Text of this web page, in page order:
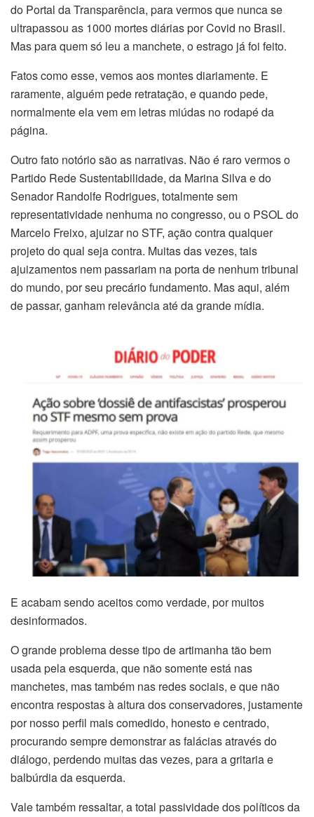
do Portal da Transparência, para vermos que nunca se
ultrapassou as 1000 mortes diárias por Covid no Brasil.
Mas para quem só leu a manchete, o estrago já foi feito.
Fatos como esse, vemos aos montes diariamente. E
raramente, alguém pede retratação, e quando pede,
normalmente ela vem em letras miúdas no rodapé da
página.
Outro fato notório são as narrativas. Não é raro vermos o
Partido Rede Sustentabilidade, da Marina Silva e do
Senador Randolfe Rodrigues, totalmente sem
representatividade nenhuma no congresso, ou o PSOL do
Marcelo Freixo, ajuizar no STF, ação contra qualquer
projeto do qual seja contra. Muitas das vezes, tais
ajuizamentos nem passariam na porta de nenhum tribunal
do mundo, por seu precário fundamento. Mas aqui, além
de passar, ganham relevância até da grande mídia.
E acabam sendo aceitos como verdade, por muitos
desinformados.
O grande problema desse tipo de artimanha tão bem
usada pela esquerda, que não somente está nas
manchetes, mas também nas redes sociais, e que não
encontra respostas à altura dos conservadores, justamente
por nosso perfil mais comedido, honesto e centrado,
procurando sempre demonstrar as falácias através do
diálogo, perdendo muitas das vezes, para a gritaria e
balbúrdia da esquerda.
Vale também ressaltar, a total passividade dos políticos da